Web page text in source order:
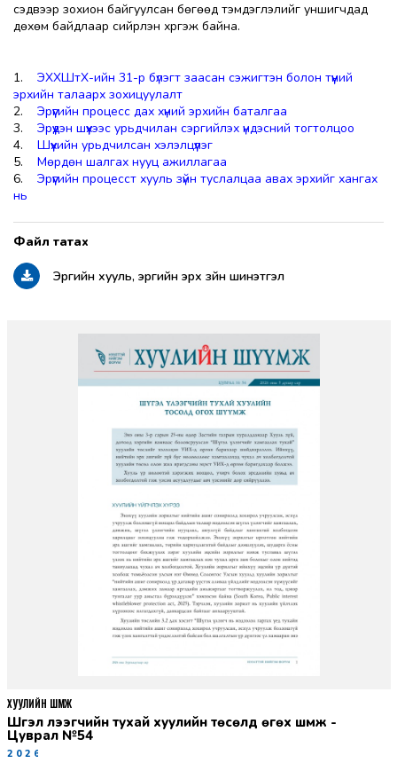
сэдвээр зохион байгуулсан бөгөөд тэмдэглэлийг уншигчдад
дөхөм байдлаар сийрүүлэн хүргэж байна.
1. ЭХХШтХ-ийн 31-р бүлэгт заасан сэжигтэн болон түүний
эрхийн талаарх зохицуулалт
2. Эрүүгийн процесс дах хүний эрхийн баталгаа
3. Эрүүдэн шүүхээс урьдчилан сэргийлэх үндэсний тогтолцоо
4. Шүүхийн урьдчилсан хэлэлцүүлэг
5. Мөрдөн шалгах нууц ажиллагаа
6. Эрүүгийн процесст хууль зүйн туслалцаа авах эрхийг хангах
нь
Эрүүгийн хууль, эрүүгийн эрх зүйн шинэтгэл
Шүгэл үлээгчийн тухай хуулийн төсөлд өгөх шүүмж -
Цуврал №54
2026-07-27
ХУУЛИЙН ШҮҮМЖ